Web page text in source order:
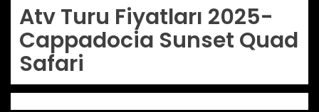
Atv Turu Fiyatları 2025-
Cappadocia Sunset Quad
Safari